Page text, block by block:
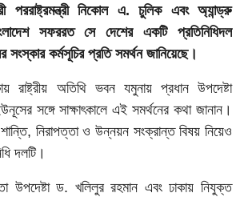
পররাষ্ট্রমন্ত্রী নিকোল এ. চুলিক এবং অ্যান্ড্রু
সফররত সে দেশের একটি প্রতিনিধিদল
সংস্কার কর্মসূচির প্রতি সমর্থন জানিয়েছে।
রাষ্ট্রীয় অতিথি ভবন যমুনায় প্রধান উপদেষ্টা
সঙ্গে সাক্ষাৎকালে এই সমর্থনের কথা জানান।
নিরাপত্তা ও উন্নয়ন সংক্রান্ত বিষয় নিয়েও
দলটি।
উপদেষ্টা ড. খলিলুর রহমান এবং ঢাকায় নিযুক্ত